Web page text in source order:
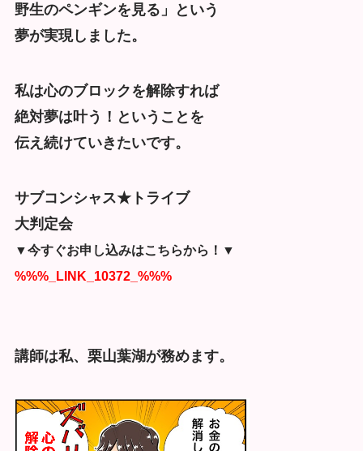
野生のペンギンを見る」という
夢が実現しました。
私は心のブロックを解除すれば
絶対夢は叶う！ということを
伝え続けていきたいです。
サブコンシャス★トライブ
大判定会
▼今すぐお申し込みはこちらから！▼
%%%_LINK_10372_%%%
講師は私、栗山葉湖が務めます。